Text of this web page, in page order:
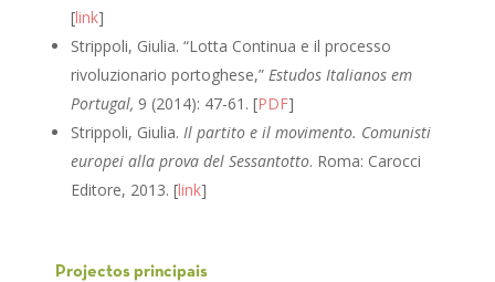
[link]
Strippoli, Giulia. “Lotta Continua e il processo
rivoluzionario portoghese,” Estudos Italianos em
Portugal, 9 (2014): 47-61. [PDF]
Strippoli, Giulia. Il partito e il movimento. Comunisti
europei alla prova del Sessantotto. Roma: Carocci
Editore, 2013. [link]
Projectos principais